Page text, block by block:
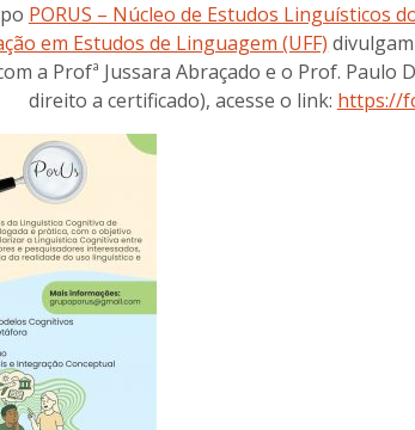
PORUS – Núcleo de Estudos Linguísticos
em Estudos de Linguagem (UFF)
a Profª Jussara Abraçado e o Prof.
direito a certificado), acesse o link: https://